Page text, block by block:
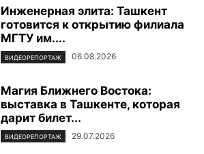
Инженерная элита: Ташкент
готовится к открытию филиала
МГТУ им....
ВИДЕОРЕПОРТАЖ 06.08.2026
Магия Ближнего Востока:
выставка в Ташкенте, которая
дарит билет...
ВИДЕОРЕПОРТАЖ 29.07.2026